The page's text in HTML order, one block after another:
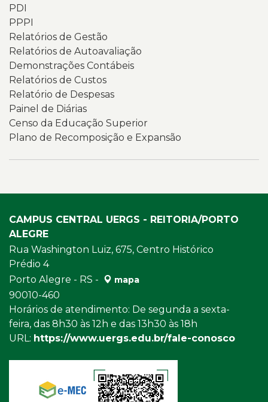
PDI
PPPI
Relatórios de Gestão
Relatórios de Autoavaliação
Demonstrações Contábeis
Relatórios de Custos
Relatório de Despesas
Painel de Diárias
Censo da Educação Superior
Plano de Recomposição e Expansão
CAMPUS CENTRAL UERGS - REITORIA/PORTO
ALEGRE
Rua Washington Luiz, 675, Centro Histórico
Prédio 4
Porto Alegre - RS -
mapa
90010-460
Horários de atendimento: De segunda a sexta-
feira, das 8h30 às 12h e das 13h30 às 18h
URL: https://www.uergs.edu.br/fale-conosco